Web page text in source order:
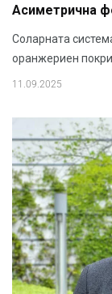
Асиметрична
Соларната
оранжериен
11.09.2025